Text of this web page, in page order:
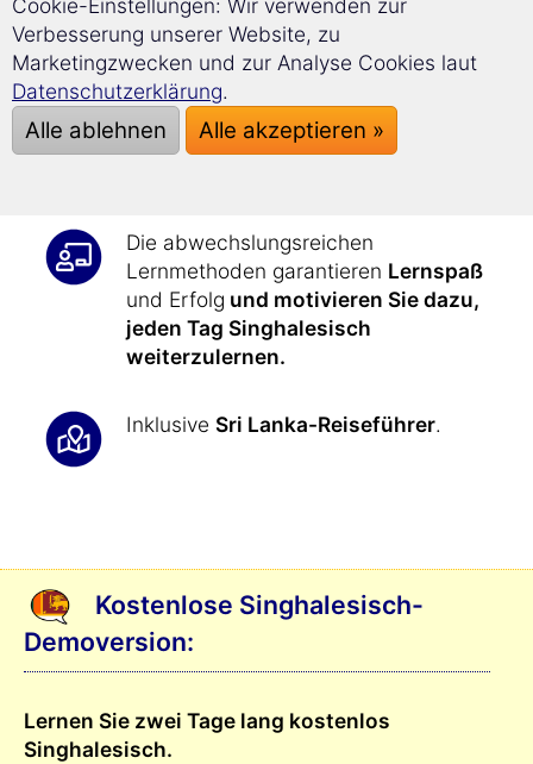
In kürzester Zeit haben Sie das nötige
sprachliche Rüstzeug zur Hand, um
all Ihre Wünsche
und Anliegen
Ihrer Reise nach Sri Lanka
Die abwechslungsreichen
Lernmethoden garantieren Lernspaß
und Erfolg und motivieren Sie dazu,
jeden Tag Singhalesisch
weiterzulernen.
Inklusive Sri Lanka-Reiseführer.
Kostenlose Singhalesisch-
Demoversion:
Lernen Sie zwei Tage lang kostenlos
Singhalesisch.
Cookie-Einstellungen: Wir verwenden zur
Verbesserung unserer Website, zu
Marketingzwecken und zur Analyse Cookies laut
Datenschutzerklärung.
Alle ablehnen Alle akzeptieren »